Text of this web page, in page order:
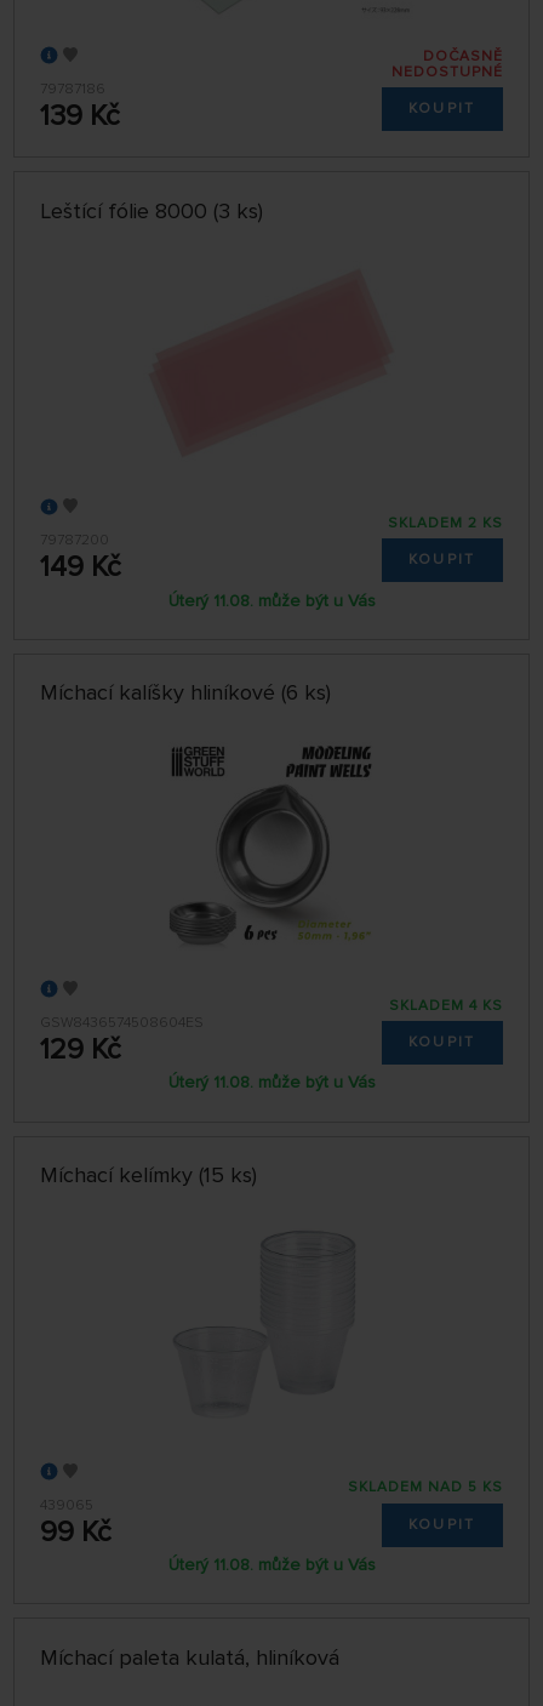
79787186
139 Kč
DOČASNĚ
NEDOSTUPNÉ
KOUPIT
Leštící fólie 8000 (3 ks)
79787200
149 Kč
SKLADEM 2 KS
KOUPIT
Úterý 11.08. může být u Vás
Míchací kalíšky hliníkové (6 ks)
GSW8436574508604ES
129 Kč
SKLADEM 4 KS
KOUPIT
Úterý 11.08. může být u Vás
Míchací kelímky (15 ks)
439065
99 Kč
SKLADEM NAD 5 KS
KOUPIT
Úterý 11.08. může být u Vás
Míchací paleta kulatá, hliníková